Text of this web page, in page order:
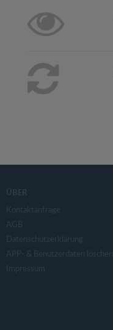
ÜBER
Kontaktanfrage
AGB
Datenschutzerklärung
APP- & Benutzerdaten löschen
Impressum